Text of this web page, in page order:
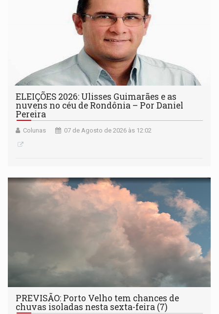
ELEIÇÕES 2026: Ulisses Guimarães e as
nuvens no céu de Rondônia – Por Daniel
Pereira
Colunas 07 de Agosto de 2026 às 12:02
PREVISÃO: Porto Velho tem chances de
chuvas isoladas nesta sexta-feira (7)